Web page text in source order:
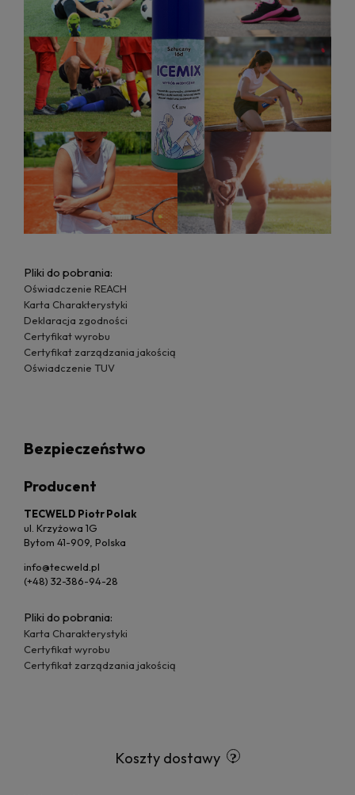
Pliki do pobrania:
Oświadczenie REACH
Karta Charakterystyki
Deklaracja zgodności
Certyfikat wyrobu
Certyfikat zarządzania jakością
Oświadczenie TUV
Bezpieczeństwo
Producent
TECWELD Piotr Polak
ul. Krzyżowa 1G
Bytom 41-909, Polska
info@tecweld.pl
(+48) 32-386-94-28
Pliki do pobrania:
Karta Charakterystyki
Certyfikat wyrobu
Certyfikat zarządzania jakością
Koszty dostawy